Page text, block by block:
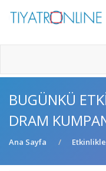
BUGÜNKÜ
DRAM
Ana Sayfa